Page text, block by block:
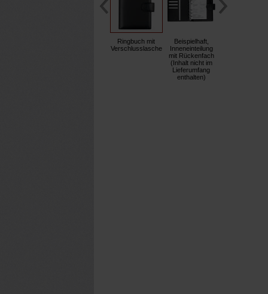
Ringbuch mit
Verschlusslasche
Beispielhaft,
Inneneinteilung
mit Rückenfach
(Inhalt nicht im
Lieferumfang
enthalten)